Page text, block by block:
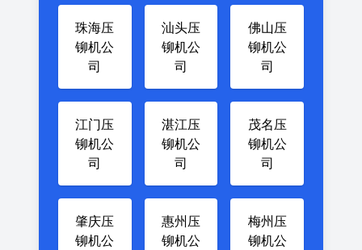
珠海压
铆机公
司
汕头压
铆机公
司
佛山压
铆机公
司
江门压
铆机公
司
湛江压
铆机公
司
茂名压
铆机公
司
肇庆压
铆机公
惠州压
铆机公
梅州压
铆机公